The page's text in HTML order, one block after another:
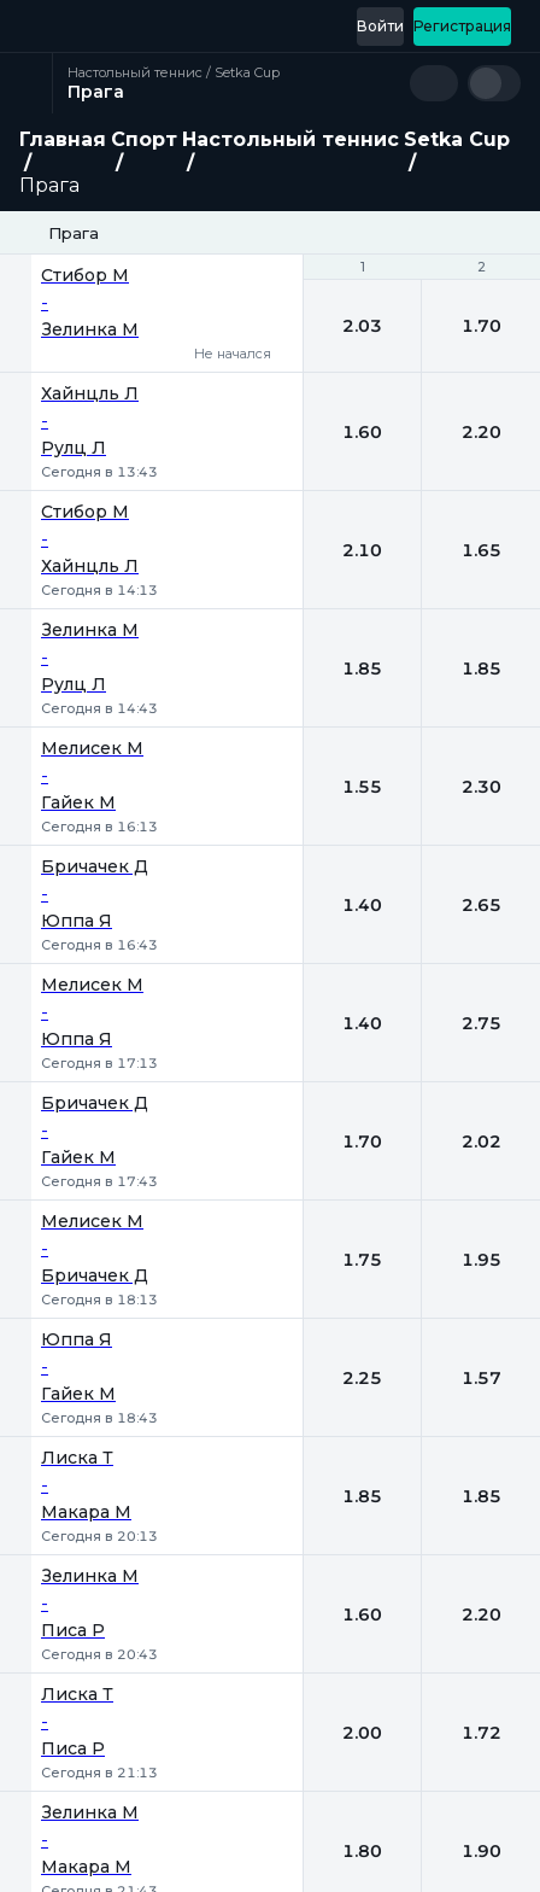
Регистрация
Войти
Настольный теннис / Setka Cup
Прага
Главная Спорт Настольный теннис Setka Cup
Прага
Прага
1 2
Стибор М
-
Зелинка М
Не начался
1 2
2.03 1.70
Хайнцль Л
-
Рулц Л
Сегодня в 13:43
1.60 2.20
Стибор М
-
Хайнцль Л
Сегодня в 14:13
2.10 1.65
Зелинка М
-
Рулц Л
Сегодня в 14:43
1.85 1.85
Мелисек М
-
Гайек М
Сегодня в 16:13
1.55 2.30
Бричачек Д
-
Юппа Я
Сегодня в 16:43
1.40 2.65
Мелисек М
-
Юппа Я
Сегодня в 17:13
1.40 2.75
Бричачек Д
-
Гайек М
Сегодня в 17:43
1.70 2.02
Мелисек М
-
Бричачек Д
Сегодня в 18:13
1.75 1.95
Юппа Я
-
Гайек М
Сегодня в 18:43
2.25 1.57
Лиска Т
-
Макара М
Сегодня в 20:13
1.85 1.85
Зелинка М
-
Писа Р
Сегодня в 20:43
1.60 2.20
Лиска Т
-
Писа Р
Сегодня в 21:13
2.00 1.72
Зелинка М
-
Макара М
1.80 1.90